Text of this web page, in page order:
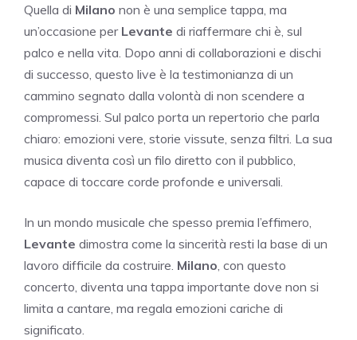
Quella di Milano non è una semplice tappa, ma
un’occasione per Levante di riaffermare chi è, sul
palco e nella vita. Dopo anni di collaborazioni e dischi
di successo, questo live è la testimonianza di un
cammino segnato dalla volontà di non scendere a
compromessi. Sul palco porta un repertorio che parla
chiaro: emozioni vere, storie vissute, senza filtri. La sua
musica diventa così un filo diretto con il pubblico,
capace di toccare corde profonde e universali.
In un mondo musicale che spesso premia l’effimero,
Levante dimostra come la sincerità resti la base di un
lavoro difficile da costruire. Milano , con questo
concerto, diventa una tappa importante dove non si
limita a cantare, ma regala emozioni cariche di
significato.